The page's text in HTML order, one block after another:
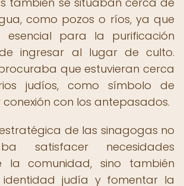
como pozos o ríos, ya que
para la purificación
ingresar al lugar de culto.
que estuvieran cerca
judíos, como símbolo de
con los antepasados.
de las sinagogas no
satisfacer necesidades
la comunidad, sino también
judía y fomentar la